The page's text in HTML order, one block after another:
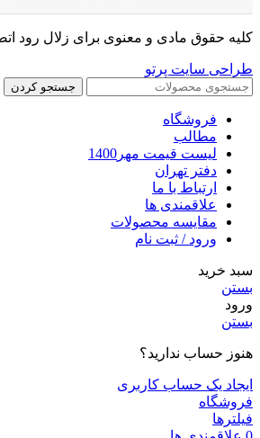
کلیه حقوق مادی و معنوی برای زلال رود
طراحی سایت پرتو
جستجو کردن
فروشگاه
مطالب
لیست قیمت مهر1400
دفتر تهران
ارتباط با ما
علاقمندی ها
مقایسه محصولات
ورود / ثبت نام
سبد خرید
بستن
ورود
بستن
هنوز حساب ندارید؟
ایجاد یک حساب کاربری
فروشگاه
فیلترها